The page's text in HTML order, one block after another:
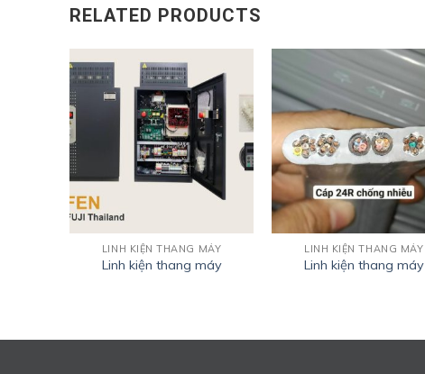
RELATED PRODUCTS
LINH KIỆN THANG MÁY
Linh kiện thang máy
LINH KIỆN THANG MÁY
Linh kiện thang máy